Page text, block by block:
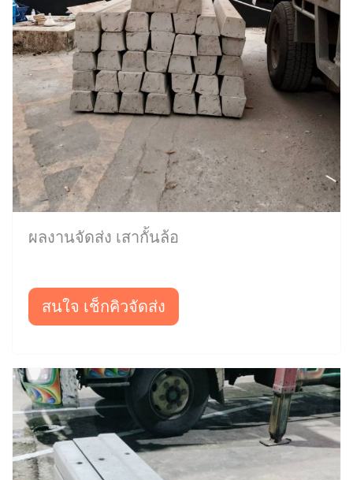
ผลงานจัดส่ง เสากั้นล้อ
สนใจ เช็กคิวจัดส่ง